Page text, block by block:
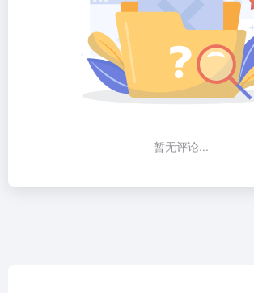
暂无评论...